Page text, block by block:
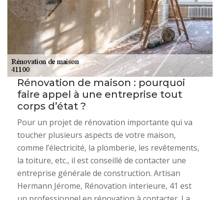
Rénovation de maison : pourquoi
faire appel à une entreprise tout
corps d’état ?
Pour un projet de rénovation importante qui va
toucher plusieurs aspects de votre maison,
comme l’électricité, la plomberie, les revêtements,
la toiture, etc., il est conseillé de contacter une
entreprise générale de construction. Artisan
Hermann Jérome, Rénovation interieure, 41 est